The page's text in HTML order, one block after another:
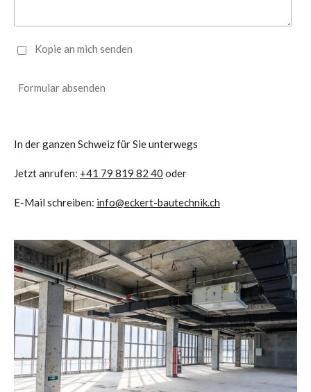
Kopie an mich senden
Formular absenden
In der ganzen Schweiz für Sie unterwegs
Jetzt anrufen: +41 79 819 82 40 oder
E-Mail schreiben: info@eckert-bautechnik.ch